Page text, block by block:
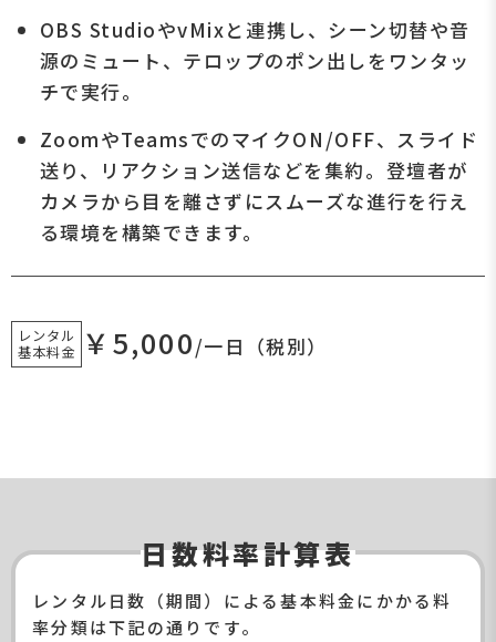
OBS StudioやvMixと連携し、シーン切替や音
源のミュート、テロップのポン出しをワンタッ
チで実行。
ZoomやTeamsでのマイクON/OFF、スライド
送り、リアクション送信などを集約。登壇者が
カメラから目を離さずにスムーズな進行を行え
る環境を構築できます。
レンタル
基本料金
￥5,000/一日（税別）
日数料率計算表
レンタル日数（期間）による基本料金にかかる料
率分類は下記の通りです。